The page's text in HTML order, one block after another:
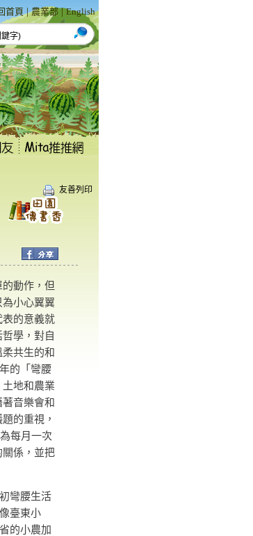
首頁 |農業部 |English
友善列印
動作，但
小心翼翼
的意義就
學，對自
共生的和
的「彎腰
地和農業
音樂會和
的重視，
每月一次
關係，並把
彎腰生活
臺東小
的小農加